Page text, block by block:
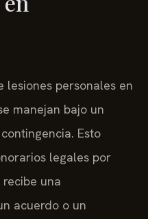
lesiones personales en
manejan bajo un
Esto
legales por
una
acuerdo o un